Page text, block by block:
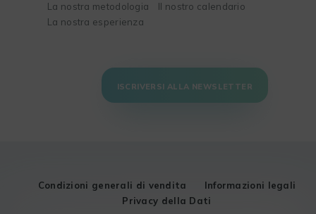
La nostra metodologia
La nostra esperienza
Il nostro calendario
ISCRIVERSI ALLA NEWSLETTER
Condizioni generali di vendita
Informazioni legali
Privacy della Dati